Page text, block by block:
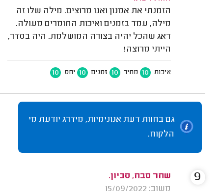
הזמנתי את אמנון ואנו מרוצים. מילה שלו זה
מילה, עמד בזמנים ואיכות החומרים מעולה.
דאג שהכל יהיה בצורה המושלמת. היה בסדר,
הייתי מרוצה!
איכות 10 מחיר 10 זמנים 10 יחס 10
גם בחוות דעת אנונימיות, מידרג יודעת מי
הלקוח.
שחר סבח, סביון.
משוב: 15/09/2022
9